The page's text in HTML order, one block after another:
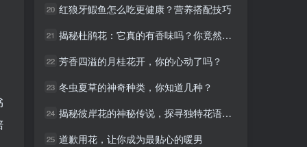
20 红狼牙鰕鱼怎么吃更健康？营养搭配技巧
21 揭秘杜鹃花：它真的有香味吗？你竟然错过了这个秘密！
22 芳香四溢的月桂花开，你的心动了吗？
23 冬虫夏草的神奇种类，你知道几种？
24 揭秘彼岸花的神秘传说，探寻独特花语背后的故事
25 道歉用花，让你成为最贴心的暖男
20 红狼牙鰕鱼怎么吃更健康？营养搭配技巧
21 揭秘杜鹃花：它真的有香味吗？你竟然错过了这个秘密！
22 芳香四溢的月桂花开，你的心动了吗？
23 冬虫夏草的神奇种类，你知道几种？
24 揭秘彼岸花的神秘传说，探寻独特花语背后的故事
25 道歉用花，让你成为最贴心的暖男